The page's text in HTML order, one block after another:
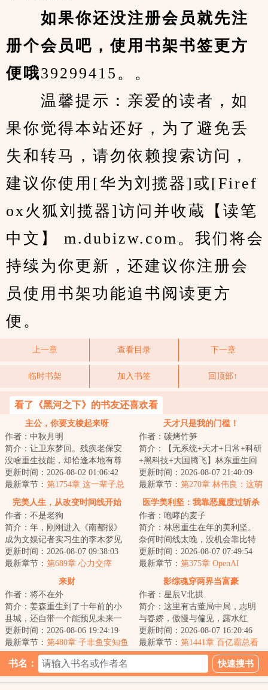
如果你还没注册会员就先注
册个会员吧，使用书架书签更方
便哦39299415。。
温馨提示：亲爱的读者，如
果你觉得本站还好，为了避免丢
失和转马，请勿依赖搜索访问，
建议你使用[华为刘揽器]或[Firef
ox火狐刘揽器]访问并收蔵【读笔
中文】 m.dubizw.com。我们将会
持续为你更新，还建议你注册会
员使用书架功能追书阅读更方
便。
上一章 查看目录 下一章
临时书架 加入书签 回顶部↑
看了《黑河之下》的书友还喜欢看
主公，你要支棱起来呀
作者：中秋月明
简介：让卫东梦回。残疾老保安
没啥重生技能，却恰逢本地有尊
通天彻地的超级大神，当然要鞍
前马后，悉心跟...
更新时间：2026-08-02 01:06:42
最新章节： 第1754章 这一辈子总
要为什么拼命
天才只是我的门槛！
作者：碳烤竹笋
简介：【无系统+天才+日常+科研
+黑科技+大国腾飞】林东重生回
到幼儿时期。一个强大的灵魂，
住进一具幼小...
更新时间：2026-08-07 21:40:09
最新章节： 第270章 林伟良：这萌
王，什么东西？
完美人生，从改变时间线开始
作者：不是老狗
简介：年，刚刚进入《南都报》
成为文娱记者实习生的李木梦见
了未来的自己，对方说出了一组
彩票号码。第二...
更新时间：2026-08-07 09:38:03
最新章节： 第689章 心力交瘁
医学美利坚：我靠恶魔度过斩杀
线
作者：咆哮的麦子
简介：林恩重生在年的美利坚。
奈何时间线太晚，没机会靠比特
币翻盘。无奈只能他只能先做好
医生本职工作，...
更新时间：2026-08-07 07:49:54
最新章节： 第375章 OpenAI
来财
作者：将不在外
简介：姜森重生到了十年前的小
县城，还自带一个能预见未来一
分钟的金手指。一分钟能干什
么？本书又名《人...
更新时间：2026-08-06 19:24:19
最新章节： 第480章 子非鱼安知鱼
影综魂穿两界当富豪
作者：星辰V北拱
简介：这里有古董局中局，志明
与春娇，傲慢与偏见，露水红
颜，怪你过分美丽，老炮儿，硬
汉，精英律师，三...
更新时间：2026-08-07 16:20:46
最新章节： 第1441章 百亿霸总看
上我
书名：